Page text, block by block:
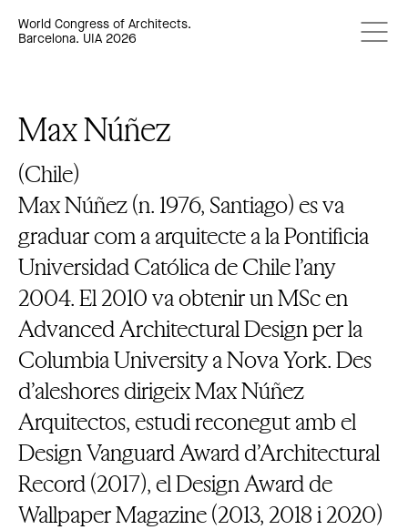
World Congress of Architects.
Barcelona. UIA 2026
Max Núñez
(Chile)
Max Núñez (n. 1976, Santiago) es va
graduar com a arquitecte a la Pontificia
Universidad Católica de Chile l’any
2004. El 2010 va obtenir un MSc en
Advanced Architectural Design per la
Columbia University a Nova York. Des
d’aleshores dirigeix Max Núñez
Arquitectos, estudi reconegut amb el
Design Vanguard Award d’Architectural
Record (2017), el Design Award de
Wallpaper Magazine (2013, 2018 i 2020)